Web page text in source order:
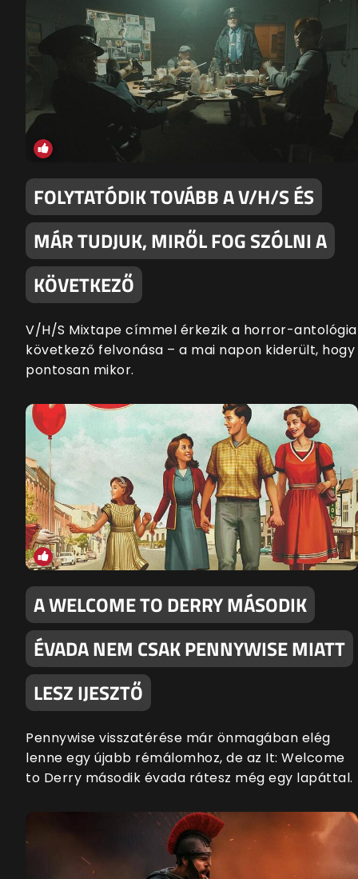
FOLYTATÓDIK TOVÁBB A V/H/S ÉS
MÁR TUDJUK, MIRŐL FOG SZÓLNI A
KÖVETKEZŐ
V/H/S Mixtape címmel érkezik a horror-antológia
következő felvonása – a mai napon kiderült, hogy
pontosan mikor.
A WELCOME TO DERRY MÁSODIK
ÉVADA NEM CSAK PENNYWISE MIATT
LESZ IJESZTŐ
Pennywise visszatérése már önmagában elég
lenne egy újabb rémálomhoz, de az It: Welcome
to Derry második évada rátesz még egy lapáttal.